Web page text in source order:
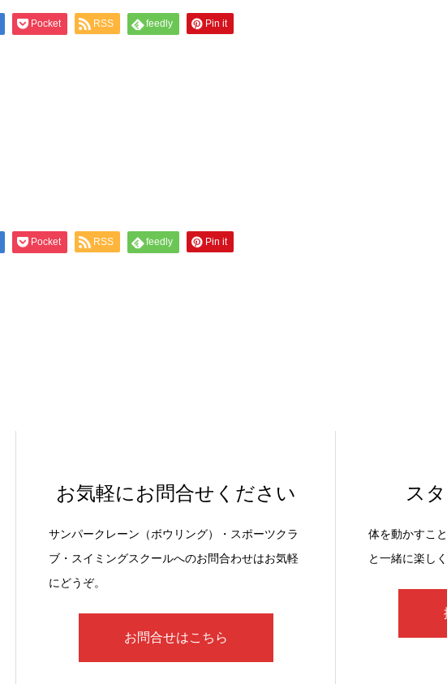
Pocket RSS feedly Pin it
Pocket RSS feedly Pin it
お気軽にお問合せください
サンパークレーン（ボウリング）・スポーツクラ
ブ・スイミングスクールへのお問合わせはお気軽
にどうぞ。
お問合せはこちら
ス
体を動かすこ
と一緒に楽し